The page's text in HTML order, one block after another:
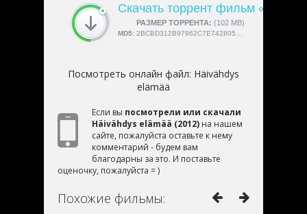
Скачать торрент фильм
РАЗМЕР ТОРРЕНТА: (102 MB)
СКАЧАЛИ:4189
MD5: 2BCBD312B97962C7E7428051A589E8A8
Посмотреть онлайн файл: Häivähdys
elämää
Если вы посмотрели или скачали
Häivähdys elämää (2012) на нашем
сайте, пожалуйста оставьте к нему
комментарий - будем вам
благодарны за это. И поставьте
оценочку, пожалуйста = )
Похожие фильмы: